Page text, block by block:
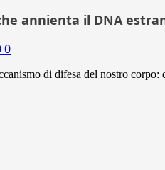
annienta il DNA
0
di difesa del nostro